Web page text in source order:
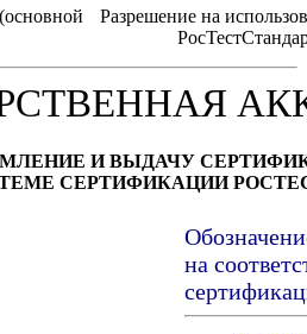
Разрешение на
И ВЫДАЧУ
СЕРТИФИКАЦИИ
на